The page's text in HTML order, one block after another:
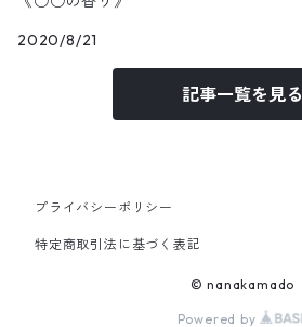
2020/8/21
記事一覧を見る
プライバシーポリシー
特定商取引法に基づく表記
© nanakamado
Powered by